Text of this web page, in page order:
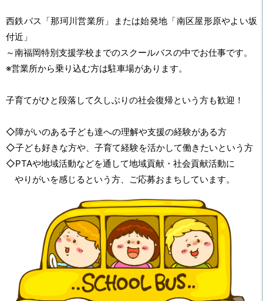
西鉄バス「那珂川営業所」または始発地「南区屋形原やよい坂
付近」
～南福岡特別支援学校までのスクールバスの中でお仕事です。
※営業所から乗り込む方は駐車場があります。
子育てがひと段落して久しぶりの社会復帰という方も歓迎！
◇障がいのある子ども達への理解や支援の経験がある方
◇子ども好きな方や、子育て経験を活かして働きたいという方
◇PTAや地域活動などを通して地域貢献・社会貢献活動に
やりがいを感じるという方、ご応募おまちしています。